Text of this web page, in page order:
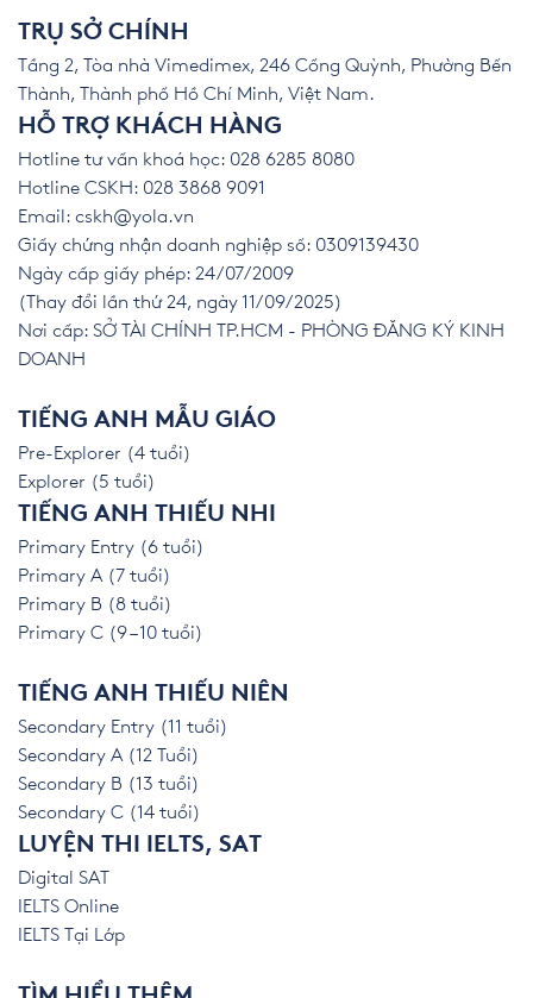
TRỤ SỞ CHÍNH
Tầng 2, Tòa nhà Vimedimex, 246 Cống Quỳnh, Phường Bến
Thành, Thành phố Hồ Chí Minh, Việt Nam.
HỖ TRỢ KHÁCH HÀNG
Hotline tư vấn khoá học: 028 6285 8080
Hotline CSKH: 028 3868 9091
Email: cskh@yola.vn
Giấy chứng nhận doanh nghiệp số: 0309139430
Ngày cấp giấy phép: 24/07/2009
(Thay đổi lần thứ 24, ngày 11/09/2025)
Nơi cấp: SỞ TÀI CHÍNH TP.HCM - PHÒNG ĐĂNG KÝ KINH
DOANH
TIẾNG ANH MẪU GIÁO
Pre-Explorer (4 tuổi)
Explorer (5 tuổi)
TIẾNG ANH THIẾU NHI
Primary Entry (6 tuổi)
Primary A (7 tuổi)
Primary B (8 tuổi)
Primary C (9 – 10 tuổi)
TIẾNG ANH THIẾU NIÊN
Secondary Entry (11 tuổi)
Secondary A (12 Tuổi)
Secondary B (13 tuổi)
Secondary C (14 tuổi)
LUYỆN THI IELTS, SAT
Digital SAT
IELTS Online
IELTS Tại Lớp